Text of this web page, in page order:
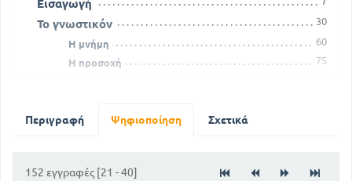
Εισαγωγή
Το γνωστικόν 30
Η μνήμη
60
Η προσοχή
75
Αψυθιμίες
ΤΟΥ ΠΑΙΔΑΓΩΓΟΥ ΜΟΥ
Περιγραφή Ψηφιοποίηση Σχετικά
152 εγγραφές [21 - 40]